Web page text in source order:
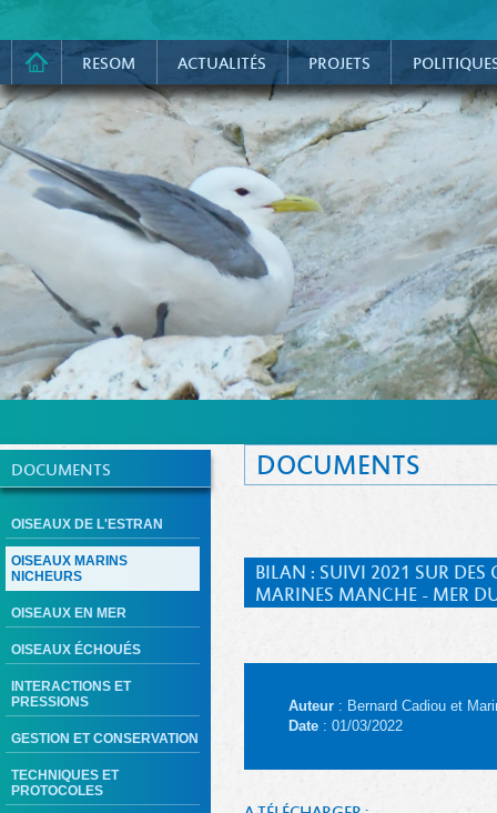
RESOM ACTUALITÉS PROJETS
DOCUMENTS
OISEAUX DE L'ESTRAN
OISEAUX MARINS
NICHEURS
OISEAUX EN MER
OISEAUX ÉCHOUÉS
INTERACTIONS ET
PRESSIONS
GESTION ET CONSERVATION
TECHNIQUES ET
PROTOCOLES
DOCUMENTS
BILAN : SUIVI 2021 SUR DES
MARINES MANCHE - MER
Auteur : Bernard Cadiou et
Date : 01/03/2022